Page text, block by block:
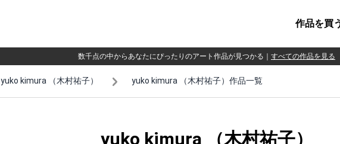
作品を買
数千点の中からあなたにぴったりのアート作品が見つかる すべての作品を見る
yuko kimura （木村祐子） yuko kimura （木村祐子）作品一覧
yuko kimura （木村祐子）